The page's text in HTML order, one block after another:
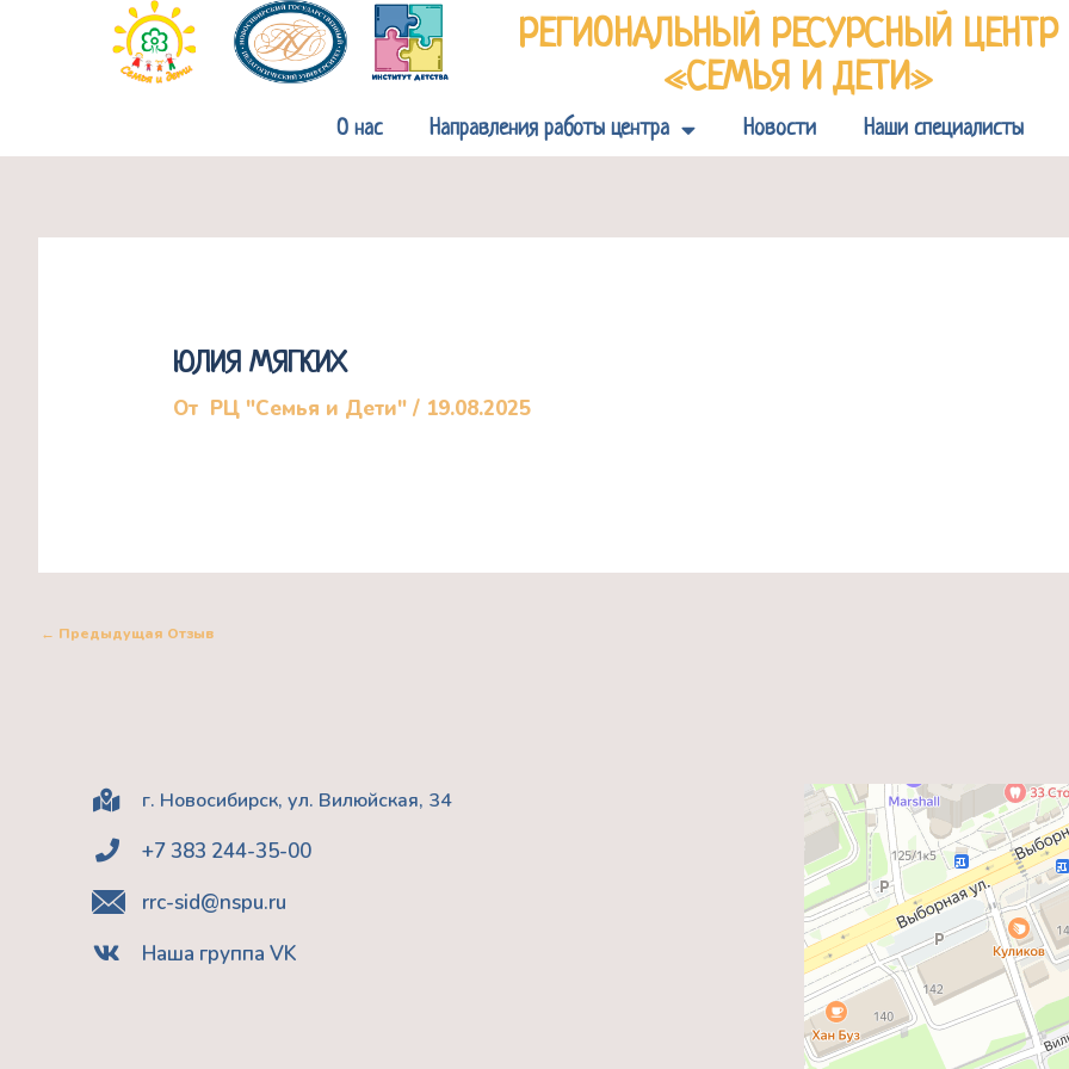
содержимому
РЕГИОНАЛЬНЫЙ РЕСУРСНЫЙ ЦЕНТР
«СЕМЬЯ И ДЕТИ»
О нас Направления работы центра Новости Наши специалисты
ЮЛИЯ МЯГКИХ
От РЦ "Семья и Дети"/ 19.08.2025
← Предыдущая Отзыв
г. Новосибирск, ул. Вилюйская, 34
+7 383 244-35-00
rrc-sid@nspu.ru
Наша группа VK